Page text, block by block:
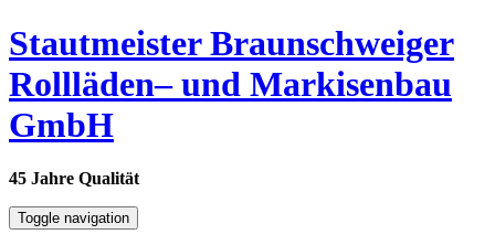
Stautmeister Braunschweiger
Rollläden– und Markisenbau
GmbH
45 Jahre Qualität
Toggle navigation